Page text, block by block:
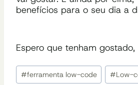
benefícios para o seu dia a
Espero que tenham
Tags
do
#ferramenta low-code #Low-